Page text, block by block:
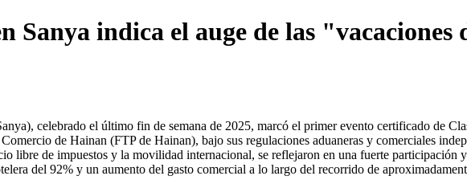
Sanya indica el auge de las "vacaciones
celebrado el último fin de semana de 2025, marcó el primer evento certificado de
de Hainan (FTP de Hainan), bajo sus regulaciones aduaneras y comerciales
libre de impuestos y la movilidad internacional, se reflejaron en una fuerte participación
del 92% y un aumento del gasto comercial a lo largo del recorrido de